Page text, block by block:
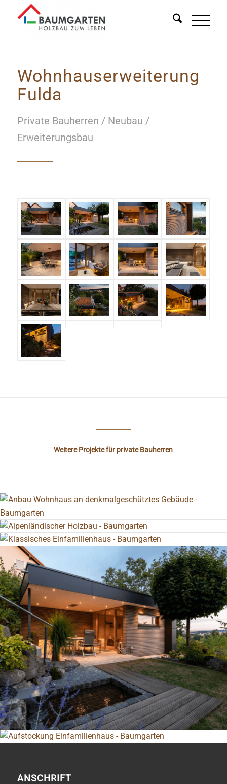
Wohnhauserweiterung
Fulda
Private Bauherren / Neubau /
Erweiterungsbau
Weitere Projekte für private Bauherren
ANSCHRIFT